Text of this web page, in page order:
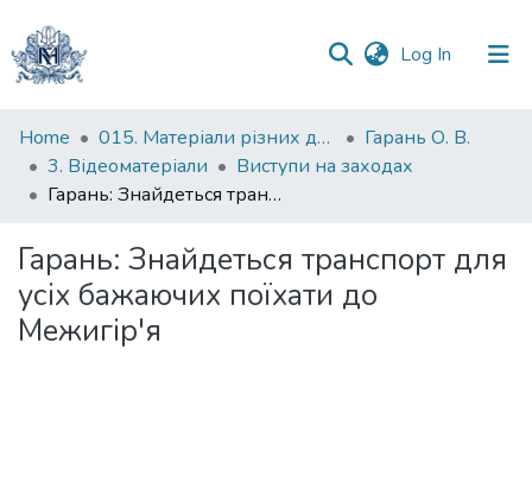
Log In (current)
Communities
&
Collections
Statistics
Home 015. Матеріали різних дослідників та організацій
Гарань О. В.
3. Відеоматеріали
Виступи на заходах
Гарань: Знайдеться транспорт для усіх бажаючих поїхати до Межигір'я
Гарань: Знайдеться транспорт для
усіх бажаючих поїхати до
Межигір'я